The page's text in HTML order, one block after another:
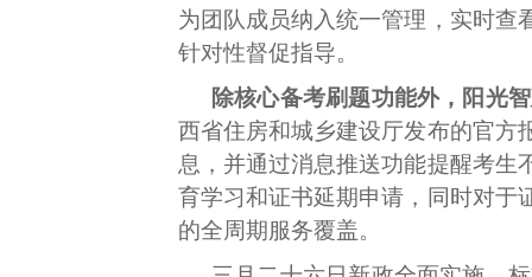
为团队成员纳入统一管理，实时查
针对性督促指导。
除核心备考刷题功能外，阳光
西省住房和城乡建设厅发布的官方
息，并通过消息推送功能提醒考生
育学习和证书延期申请，同时对于
的全周期服务覆盖。